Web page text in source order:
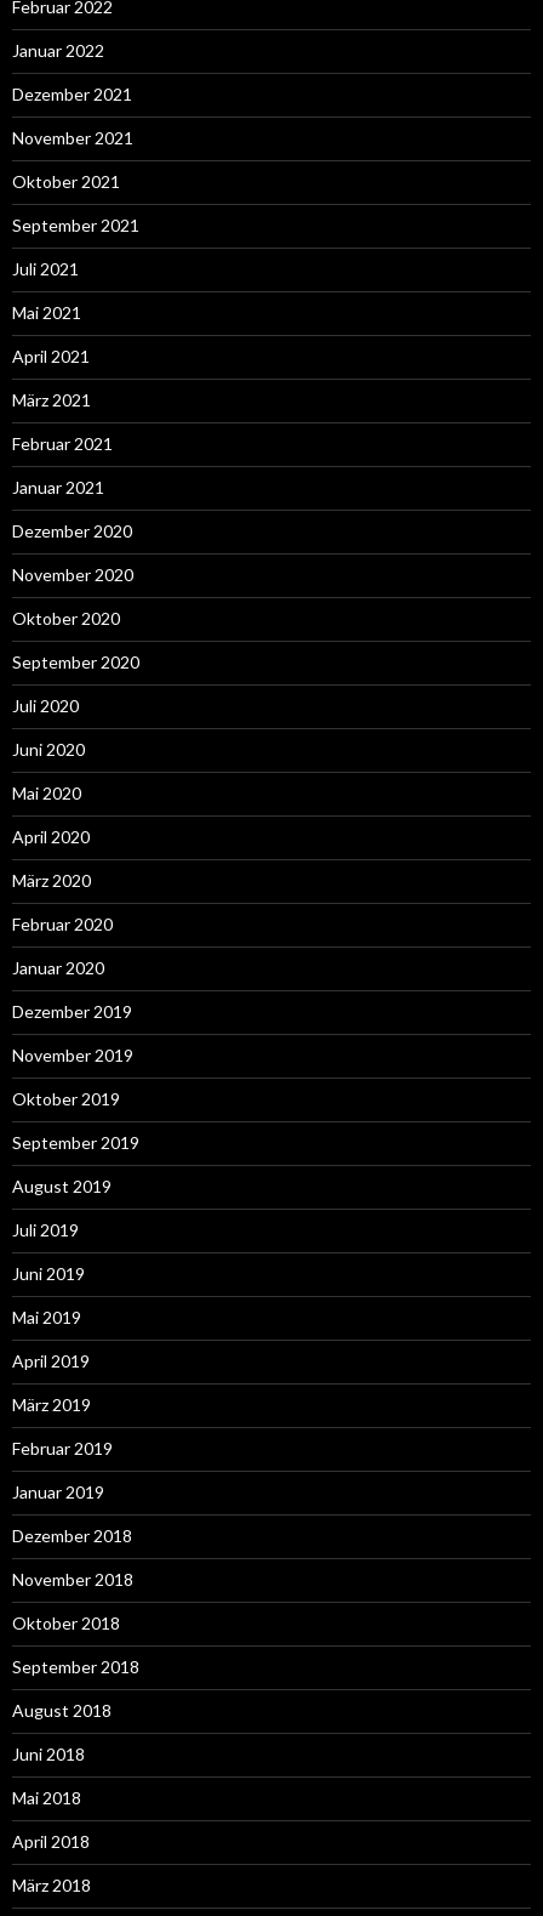
Februar 2022
Januar 2022
Dezember 2021
November 2021
Oktober 2021
September 2021
Juli 2021
Mai 2021
April 2021
März 2021
Februar 2021
Januar 2021
Dezember 2020
November 2020
Oktober 2020
September 2020
Juli 2020
Juni 2020
Mai 2020
April 2020
März 2020
Februar 2020
Januar 2020
Dezember 2019
November 2019
Oktober 2019
September 2019
August 2019
Juli 2019
Juni 2019
Mai 2019
April 2019
März 2019
Februar 2019
Januar 2019
Dezember 2018
November 2018
Oktober 2018
September 2018
August 2018
Juni 2018
Mai 2018
April 2018
März 2018